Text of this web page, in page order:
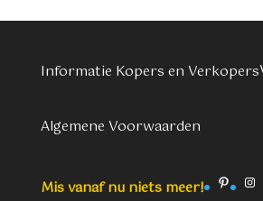
Informatie Kopers en Verkopers
Algemene Voorwaarden
Mis vanaf nu niets meer!